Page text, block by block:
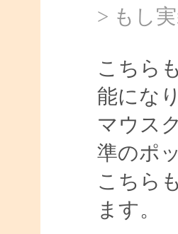
> もし
こちら
能にな
マウス
準のポ
こちら
ます。